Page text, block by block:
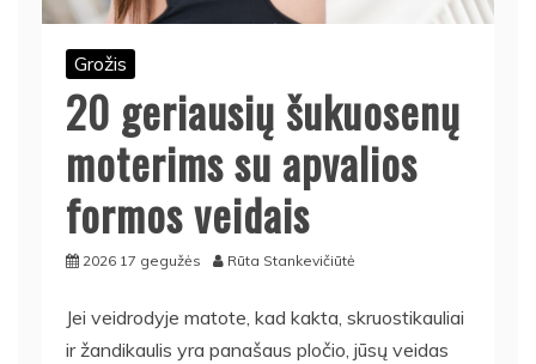
Grožis
20 geriausių šukuosenų
moterims su apvalios
formos veidais
2026 17 gegužės Rūta Stankevičiūtė
Jei veidrodyje matote, kad kakta, skruostikauliai
ir žandikaulis yra panašaus pločio, jūsų veidas